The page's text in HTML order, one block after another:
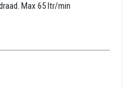
Max 65 ltr/min